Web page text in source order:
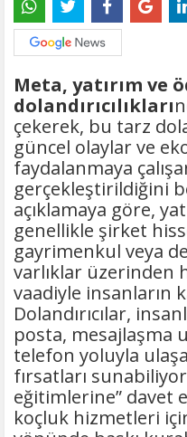
Meta, yatırım ve
dolandırıcılıkları
çekerek, bu tarz
güncel olaylar ve
faydalanmaya
gerçekleştirildiğini
açıklamaya göre,
genellikle şirket
gayrimenkul veya
varlıklar üzerinden
vaadiyle insanların
Dolandırıcılar,
posta, mesajlaşma
telefon yoluyla
fırsatları
eğitimlerine” davet
koçluk hizmetleri